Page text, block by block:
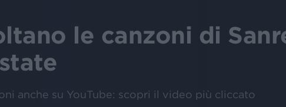
le canzoni di
anche su YouTube: scopri il video più cliccato